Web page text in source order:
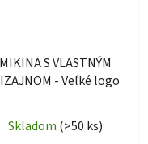
MIKINA S VLASTNÝM
- Veľké logo
hodnotenie
Skladom (>50 ks)